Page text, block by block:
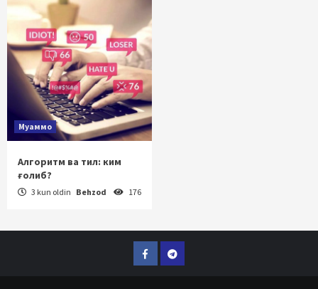
Муаммо
Алгоритм ва тил: ким
ғолиб?
3 kun oldin Behzod 176
FacebookTelegram